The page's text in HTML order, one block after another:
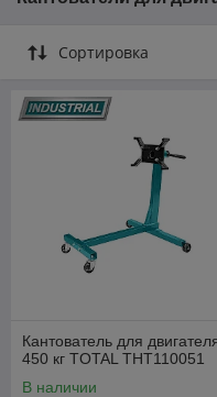
Сортировка
Кантователь для
450 кг TOTAL THT110051
В наличии